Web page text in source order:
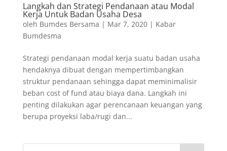
Langkah dan Strategi Pendanaan atau Modal
Kerja Untuk Badan Usaha Desa
oleh Bumdes Bersama | Mar 7, 2020| Kabar
Bumdesma
Strategi pendanaan modal kerja suatu badan usaha
hendaknya dibuat dengan mempertimbangkan
struktur pendanaan sehingga dapat meminimalisir
beban cost of fund atau biaya dana. Langkah ini
penting dilakukan agar perencanaan keuangan yang
berupa proyeksi laba/rugi dan...